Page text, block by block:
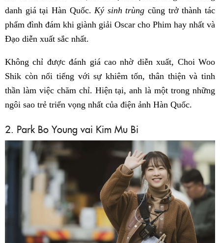
danh giá tại Hàn Quốc. Ký sinh trùng cũng trở thành tác
phẩm đình đám khi giành giải Oscar cho Phim hay nhất và
Đạo diễn xuất sắc nhất.
Không chỉ được đánh giá cao nhờ diễn xuất, Choi Woo
Shik còn nổi tiếng với sự khiêm tốn, thân thiện và tinh
thần làm việc chăm chỉ. Hiện tại, anh là một trong những
ngôi sao trẻ triển vọng nhất của điện ảnh Hàn Quốc.
2. Park Bo Young vai Kim Mu Bi